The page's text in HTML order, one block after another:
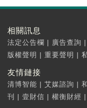
相關訊息
法定公告欄 | 廣告查詢 |
版權聲明 | 重要聲明 |
友情鏈接
清博智能 | 艾媒諮詢 |
刊
| 壹財信 | 權衡財經 |